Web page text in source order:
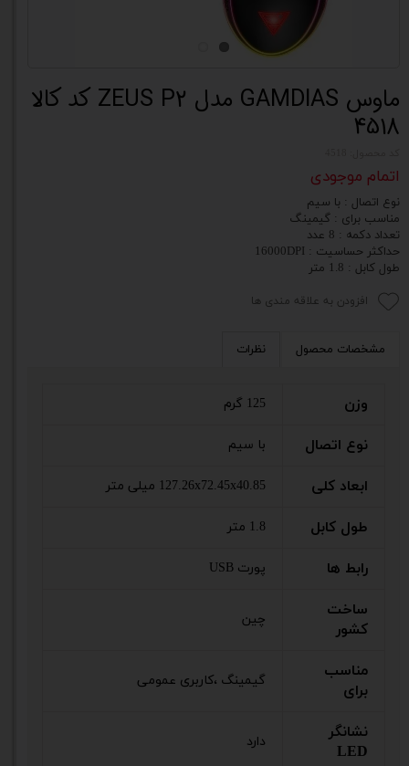
ماوس GAMDIAS مدل ZEUS P2 کد کالا
4518
اتمام موجودی
نوع اتصال : با سیم
مناسب برای : گیمینگ
تعداد دکمه : 8 عدد
حداکثر حساسیت : 16000DPI
طول کابل : 1.8 متر
افزودن به علاقه مندی ها
مشخصات محصول نظرات
وزن 125 گرم
نوع اتصال با سیم
ابعاد کلی 127.26x72.45x40.85 میلی‌ متر
طول کابل 1.8 متر
رابط ها پورت USB
ساخت
کشور
چین
مناسب
برای
گیمینگ ،کاربری عمومی
نشانگر
LED
دارد